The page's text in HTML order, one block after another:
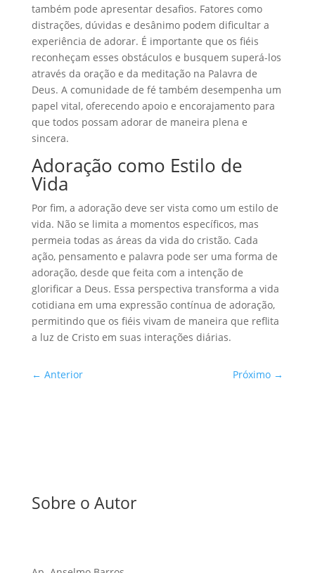
também pode apresentar desafios. Fatores como
distrações, dúvidas e desânimo podem dificultar a
experiência de adorar. É importante que os fiéis
reconheçam esses obstáculos e busquem superá-los
através da oração e da meditação na Palavra de
Deus. A comunidade de fé também desempenha um
papel vital, oferecendo apoio e encorajamento para
que todos possam adorar de maneira plena e
sincera.
Adoração como Estilo de
Vida
Por fim, a adoração deve ser vista como um estilo de
vida. Não se limita a momentos específicos, mas
permeia todas as áreas da vida do cristão. Cada
ação, pensamento e palavra pode ser uma forma de
adoração, desde que feita com a intenção de
glorificar a Deus. Essa perspectiva transforma a vida
cotidiana em uma expressão contínua de adoração,
permitindo que os fiéis vivam de maneira que reflita
a luz de Cristo em suas interações diárias.
← Anterior Próximo →
Sobre o Autor